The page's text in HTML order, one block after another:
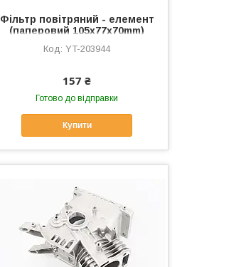
Фільтр повітряний - елемент
(паперовий 105х77х70mm)
YT-203944
157 ₴
Готово до відправки
Купити